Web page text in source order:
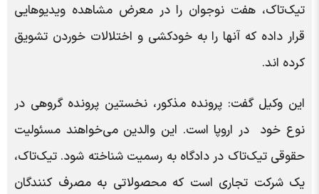
تیک‌تاک، هفت نوجوان را در معرض مشاهده ویدیوهایی
قرار داده که آنها را به خودکشی و اختلالات خوردن تشویق
کرده اند.
این وکیل گفت: پرونده مذکور، نخستین پرونده گروهی در
نوع خود در اروپا است. این والدین می‌خواهند مسئولیت
حقوقی تیک‌تاک در دادگاه به رسمیت شناخته شود. تیک‌تاک،
یک شرکت تجاری است که محصولاتی به مصرف کنندگان